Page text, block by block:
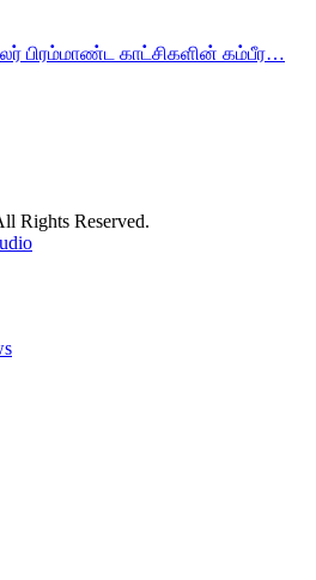
பிரம்மாண்ட காட்சிகளின் கம்பீர…
Rights Reserved.